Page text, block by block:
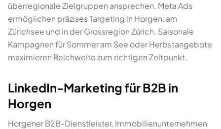
überregionale Zielgruppen ansprechen. Meta Ads
ermöglichen präzises Targeting in Horgen, am
Zürichsee und in der Grossregion Zürich. Saisonale
Kampagnen für Sommer am See oder Herbstangebote
maximieren Reichweite zum richtigen Zeitpunkt.
LinkedIn-Marketing für B2B in
Horgen
Horgener B2B-Dienstleister, Immobilienunternehmen